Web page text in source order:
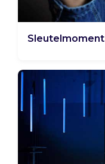
Sleutelmoment